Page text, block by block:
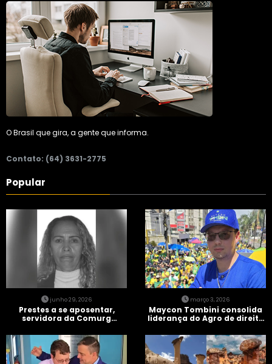
O Brasil que gira, a gente que informa.
Contato: (64) 3631-2775
Popular
junho 29, 2026
Prestes a se aposentar,
servidora da Comurg
entra em protocolo de
morte encefálica
março 3, 2026
Maycon Tombini consolida
liderança do Agro de direita
Brasil” em Goiânia